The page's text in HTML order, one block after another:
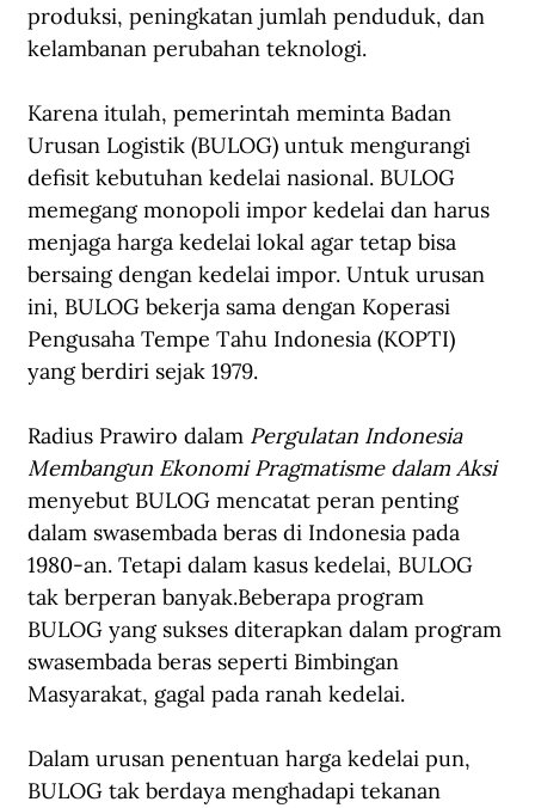
produksi, peningkatan jumlah penduduk, dan
kelambanan perubahan teknologi.
Karena itulah, pemerintah meminta Badan
Urusan Logistik (BULOG) untuk mengurangi
defisit kebutuhan kedelai nasional. BULOG
memegang monopoli impor kedelai dan harus
menjaga harga kedelai lokal agar tetap bisa
bersaing dengan kedelai impor. Untuk urusan
ini, BULOG bekerja sama dengan Koperasi
Pengusaha Tempe Tahu Indonesia (KOPTI)
yang berdiri sejak 1979.
Radius Prawiro dalam Pergulatan Indonesia
Membangun Ekonomi Pragmatisme dalam Aksi
menyebut BULOG mencatat peran penting
dalam swasembada beras di Indonesia pada
1980-an. Tetapi dalam kasus kedelai, BULOG
tak berperan banyak.Beberapa program
BULOG yang sukses diterapkan dalam program
swasembada beras seperti Bimbingan
Masyarakat, gagal pada ranah kedelai.
Dalam urusan penentuan harga kedelai pun,
BULOG tak berdaya menghadapi tekanan